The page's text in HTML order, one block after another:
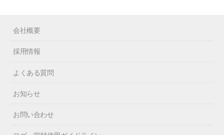
会社概要
採用情報
よくある質問
お知らせ
お問い合わせ